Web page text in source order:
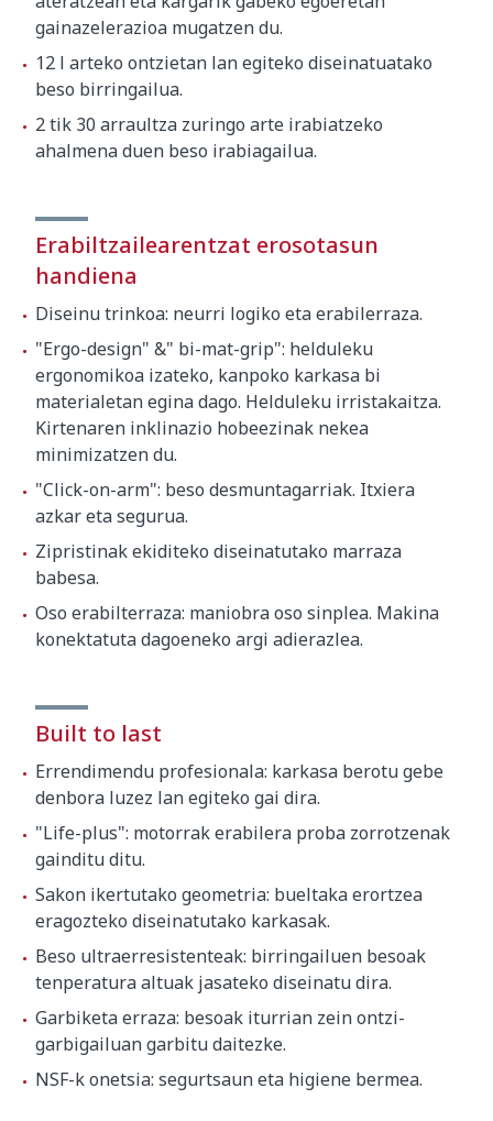
Pisu gordina
gainazelerazioa mugatzen du.
12 l arteko ontzietan lan egiteko diseinatuatako
beso birringailua.
2 tik 30 arraultza zuringo arte irabiatzeko
ahalmena duen beso irabiagailua.
Erabiltzailearentzat erosotasun
handiena
Diseinu trinkoa: neurri logiko eta erabilerraza.
"Ergo-design" &" bi-mat-grip": helduleku
ergonomikoa izateko, kanpoko karkasa bi
materialetan egina dago. Helduleku irristakaitza.
Kirtenaren inklinazio hobeezinak nekea
minimizatzen du.
"Click-on-arm": beso desmuntagarriak. Itxiera
azkar eta segurua.
Zipristinak ekiditeko diseinatutako marraza
babesa.
Oso erabilterraza: maniobra oso sinplea. Makina
konektatuta dagoeneko argi adierazlea.
Built to last
Errendimendu profesionala: karkasa berotu gebe
denbora luzez lan egiteko gai dira.
"Life-plus": motorrak erabilera proba zorrotzenak
gainditu ditu.
Sakon ikertutako geometria: bueltaka erortzea
eragozteko diseinatutako karkasak.
Beso ultraerresistenteak: birringailuen besoak
tenperatura altuak jasateko diseinatu dira.
Garbiketa erraza: besoak iturrian zein ontzi-
garbigailuan garbitu daitezke.
NSF-k onetsia: segurtsaun eta higiene bermea.